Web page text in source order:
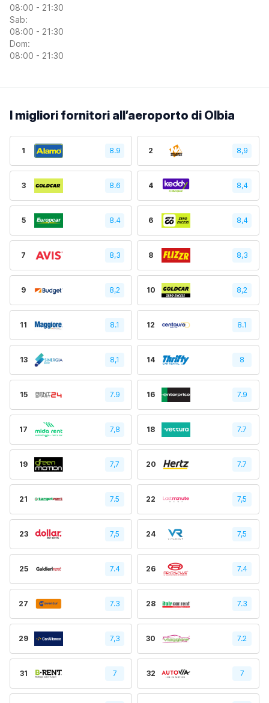
08:00 - 21:30
Sab:
08:00 - 21:30
Dom:
08:00 - 21:30
I migliori fornitori all’aeroporto di Olbia
1 8.9 2 8,9
3 8.6 4 8,4
5 8.4 6 8,4
7 8,3 8 8,3
9 8,2 10 8,2
11 8.1 12 8.1
13 8,1 14 8
15 7.9 16 7.9
17 7,8 18 7.7
19 7,7 20 7.7
21 7.5 22 7,5
23 7,5 24 7,5
25 7.4 26 7.4
27 7.3 28 7.3
29 7,3 30 7.2
31 7 32 7